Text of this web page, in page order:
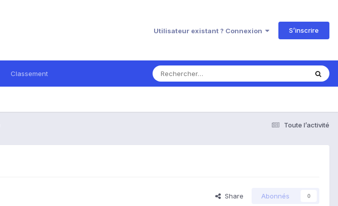
Utilisateur existant ? Connexion S’inscrire
Classement
Toute l’activité
Share Abonnés 0